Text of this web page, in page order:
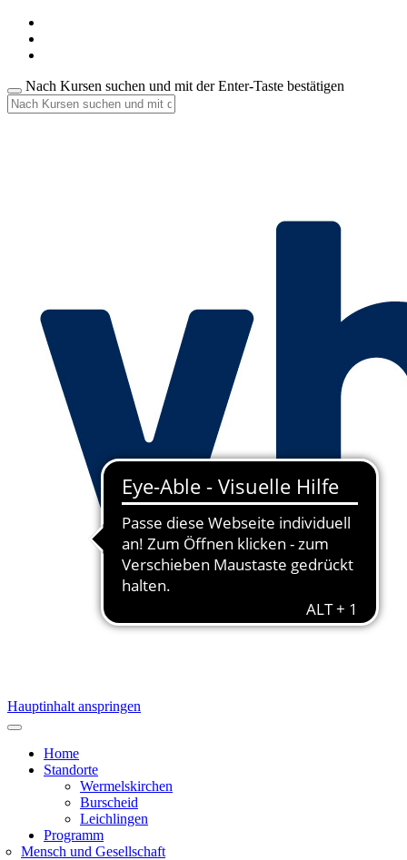
Nach Kursen suchen und mit der Enter-Taste bestätigen
Hauptinhalt anspringen
Home
Standorte
Wermelskirchen
Burscheid
Leichlingen
Programm
Mensch und Gesellschaft